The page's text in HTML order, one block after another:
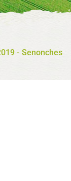
- Senonches